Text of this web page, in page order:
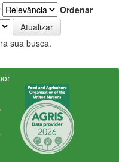
Ordenar
sua busca.